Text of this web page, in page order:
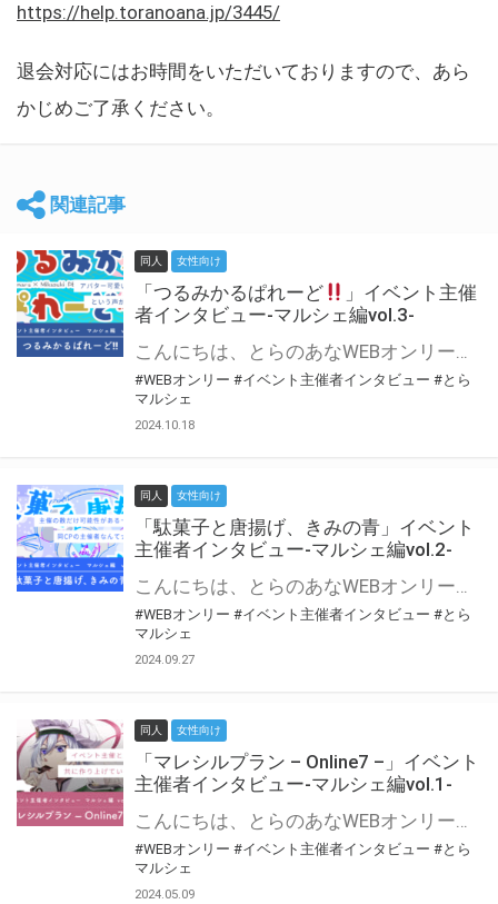
https://help.toranoana.jp/3445/
退会対応にはお時間をいただいておりますので、あら
かじめご了承ください。
関連記事
同人 女性向け
「つるみかるぱれーど
」イベント主催
者インタビュー-マルシェ編vol.3-
こんにちは、とらのあなWEBオンリー運営スタッフです。 新たにお届けする、イベント主催者インタビュー-マルシェ編-は、 とらのあなWEBオンリー「マルシェ」をご利用した主催様に 「マルシェ」を使って開催した感想や心がけをお聞きする企画です。 今回は、WEBオンリー初開催「つるみかるぱれーど
#WEBオンリー #イベント主催者インタビュー #とら
マルシェ
2024.10.18
同人 女性向け
「駄菓子と唐揚げ、きみの青」イベント
主催者インタビュー-マルシェ編vol.2-
こんにちは、とらのあなWEBオンリー運営スタッフです。 新たにお届けする、イベント主催者インタビュー-マルシェ編-は、 とらのあなWEBオンリー「マルシェ」をご利用の主催様に 「マルシェ」を使ってイベントを開催した感想や心がけをお聞きする企画です。 今回は、WEBオンリー初開催「駄菓子と唐揚げ、きみの青」より、 主催のぎこ六屋様にお話を伺いました。 協力：ぎこ六屋様／イベント公式Twitter（@krkgwks） とらのあなWEBオンリー「マルシェ」とは？ WEBオンリーでリアルタイムでコミュニケーションがとれるオンライン会場です。
#WEBオンリー #イベント主催者インタビュー #とら
マルシェ
2024.09.27
同人 女性向け
「マレシルプラン – Online7 –」イベント
主催者インタビュー-マルシェ編vol.1-
こんにちは、とらのあなWEBオンリー運営スタッフです。 新たにお届けする、イベント主催者インタビュー-マルシェ編-は、 とらのあなWEBオンリー「マルシェ」をご利用した主催様に 「マルシェ」を使って開催した感想や心がけをお聞きする企画です。 今回は、WEBオンリー開催7回目迎えた「マレシルプラン – Online7 –」より、 主催の玉川うた様にお話を伺いました。 ▼マレシルプランのインタビュー前回記事 「イベント主催者インタビュー vol.6」はこちら 協力：玉川うた様（マレシルプラン実行委員会 代表）／イベント公式Twitter（@mallesil_plan） とらのあなWEBオンリー「マルシェ」とは？ WEBオンリーでリアルタイムでコミュニケーションがとれるオンライン会場です。
#WEBオンリー #イベント主催者インタビュー #とら
マルシェ
2024.05.09